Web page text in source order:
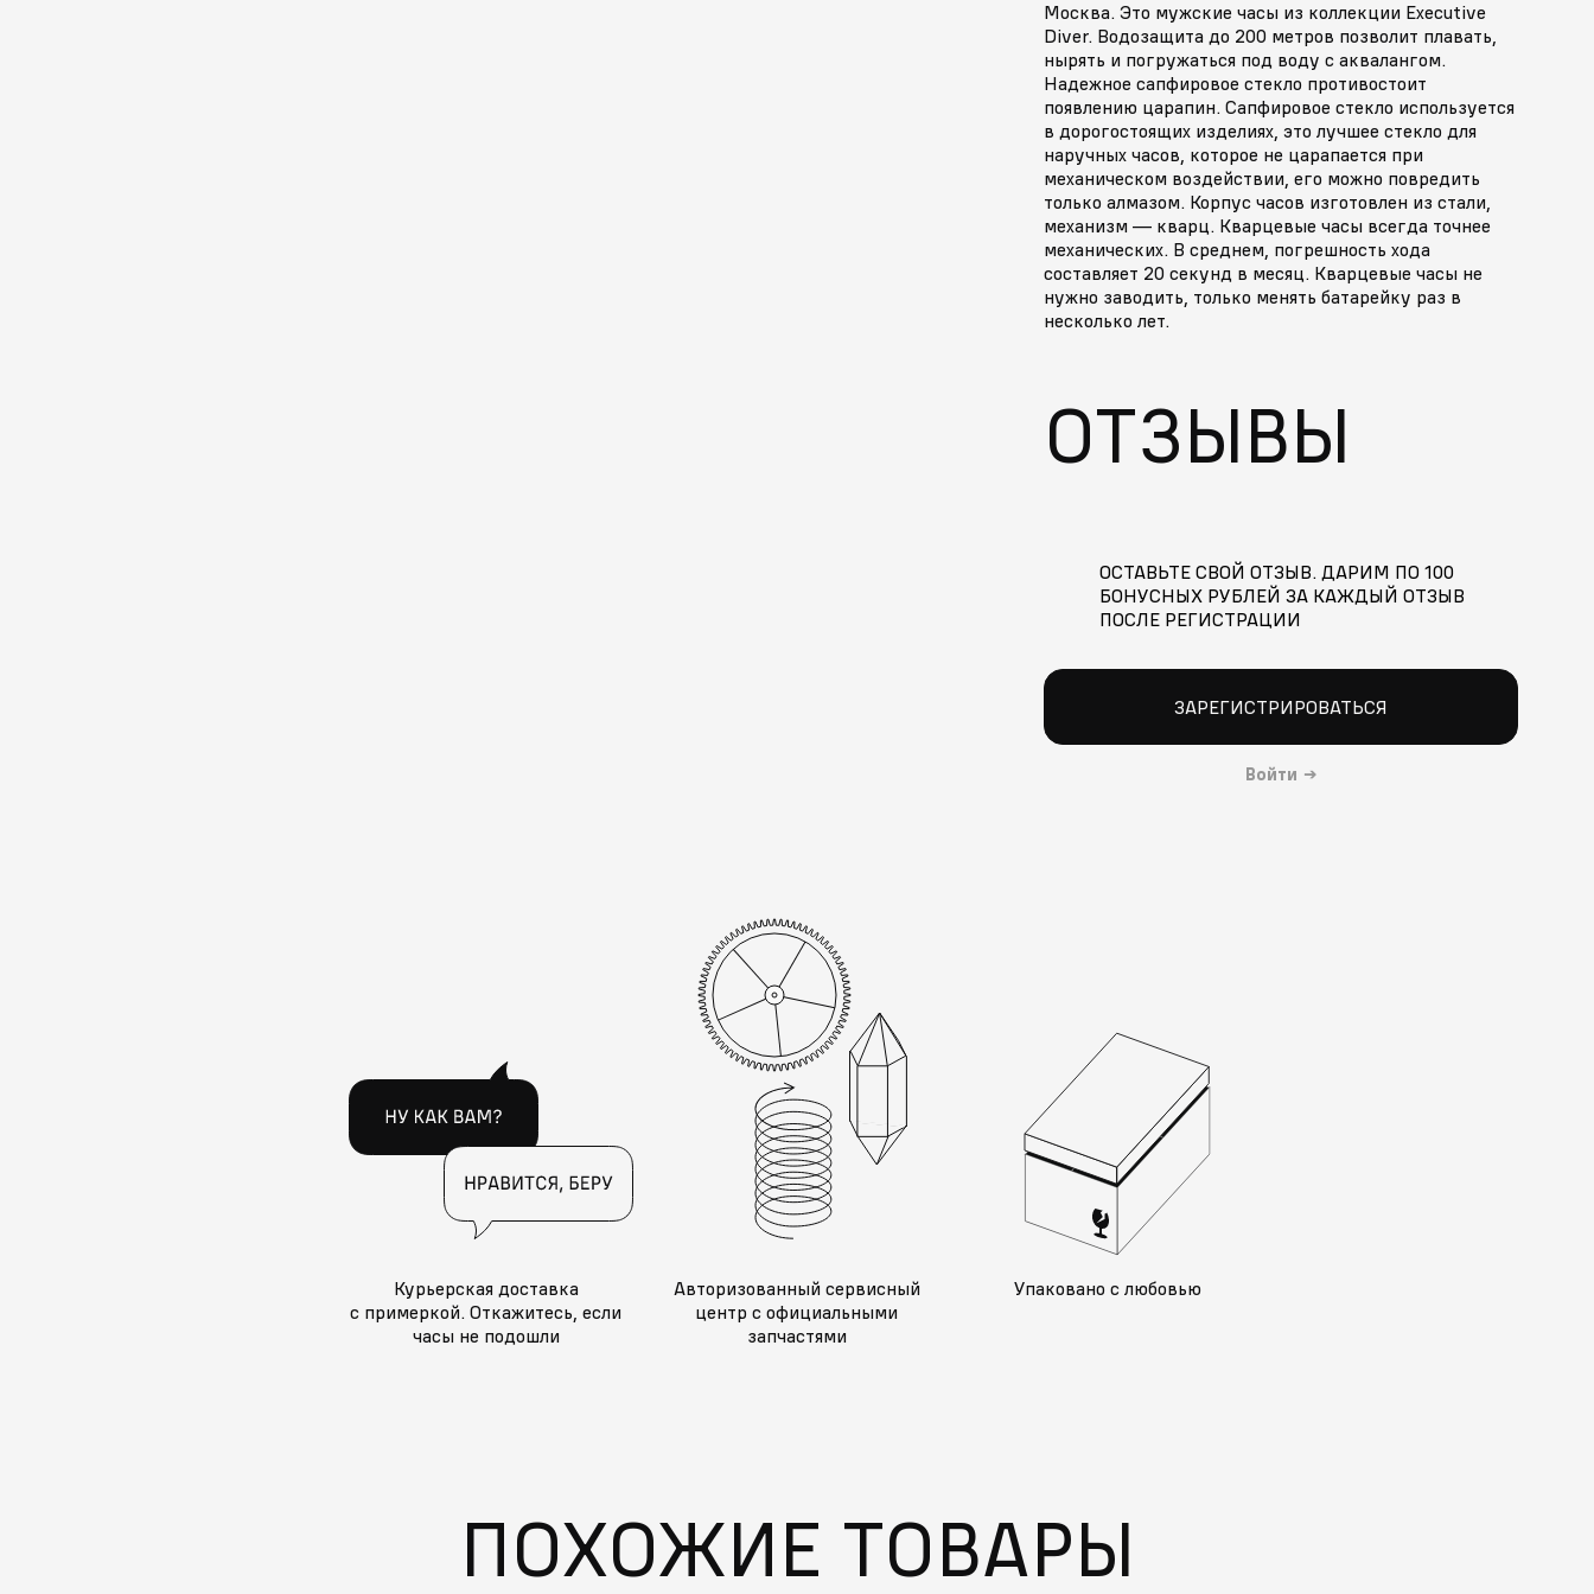
Москва. Это мужские часы из коллекции Executive
Diver. Водозащита до 200 метров позволит плавать,
нырять и погружаться под воду с аквалангом.
Надежное сапфировое стекло противостоит
появлению царапин. Сапфировое стекло используется
в дорогостоящих изделиях, это лучшее стекло для
наручных часов, которое не царапается при
механическом воздействии, его можно повредить
только алмазом. Корпус часов изготовлен из стали,
механизм — кварц. Кварцевые часы всегда точнее
механических. В среднем, погрешность хода
составляет 20 секунд в месяц. Кварцевые часы не
нужно заводить, только менять батарейку раз в
несколько лет.
ОТЗЫВЫ
ОСТАВЬТЕ СВОЙ ОТЗЫВ. ДАРИМ ПО 100
БОНУСНЫХ РУБЛЕЙ ЗА КАЖДЫЙ ОТЗЫВ
ПОСЛЕ РЕГИСТРАЦИИ
ЗАРЕГИСТРИРОВАТЬСЯ
Войти →
Курьерская доставка
с примеркой. Откажитесь, если
часы не подошли
Авторизованный сервисный
центр с официальными
запчастями
Упаковано с любовью
ПОХОЖИЕ ТОВАРЫ